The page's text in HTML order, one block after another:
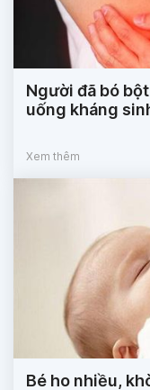
Người đã bó
uống kháng
Xem thêm
Bé ho nhiều,